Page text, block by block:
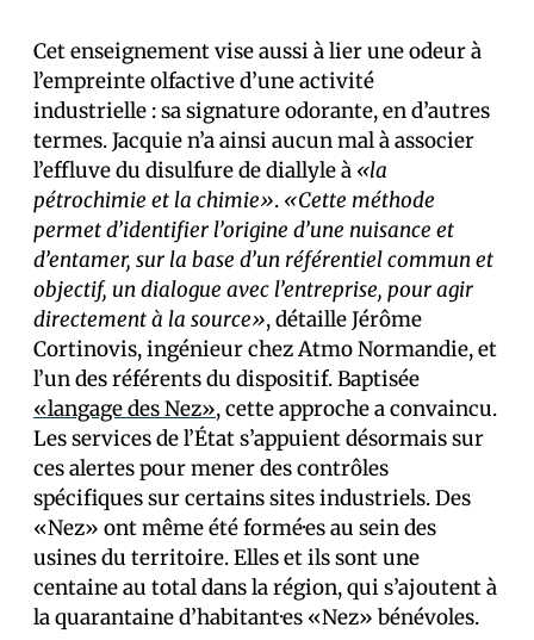
Cet enseignement vise aussi à lier une odeur à
l’empreinte olfactive d’une activité
industrielle : sa signature odorante, en d’autres
termes. Jacquie n’a ainsi aucun mal à associer
l’effluve du disulfure de diallyle à «la
pétrochimie et la chimie». «Cette méthode
permet d’identifier l’origine d’une nuisance et
d’entamer, sur la base d’un référentiel commun et
objectif, un dialogue avec l’entreprise, pour agir
directement à la source», détaille Jérôme
Cortinovis, ingénieur chez Atmo Normandie, et
l’un des référents du dispositif. Baptisée
«langage des Nez», cette approche a convaincu.
Les services de l’État s’appuient désormais sur
ces alertes pour mener des contrôles
spécifiques sur certains sites industriels. Des
«Nez» ont même été formé·es au sein des
usines du territoire. Elles et ils sont une
centaine au total dans la région, qui s’ajoutent à
la quarantaine d’habitant·es «Nez» bénévoles.